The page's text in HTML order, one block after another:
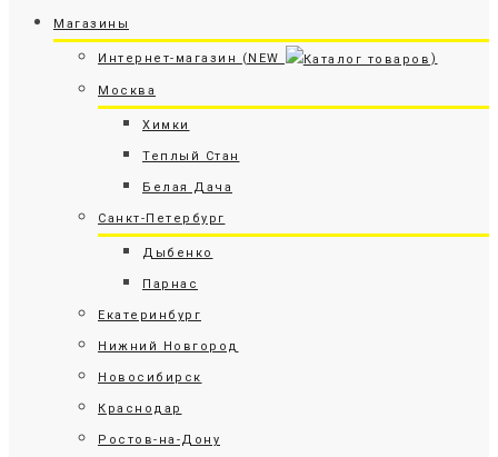
Магазины
Интернет-магазин (NEW )
Москва
Химки
Теплый Стан
Белая Дача
Санкт-Петербург
Дыбенко
Парнас
Екатеринбург
Нижний Новгород
Новосибирск
Краснодар
Ростов-на-Дону